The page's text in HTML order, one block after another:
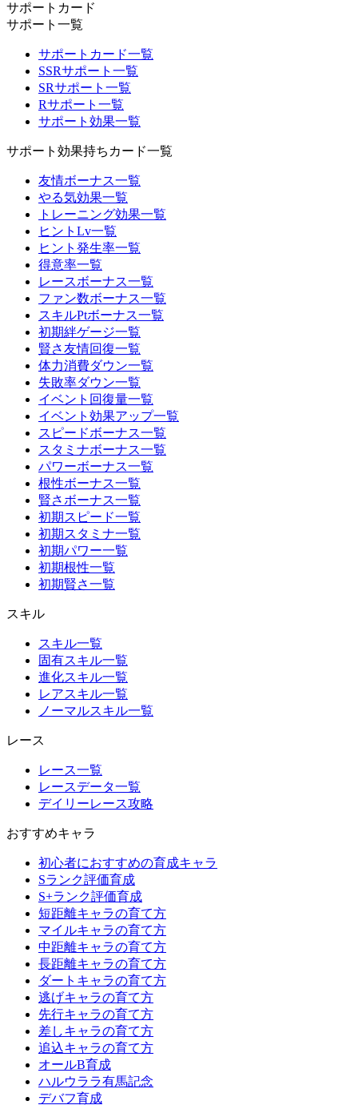
サポートカード
サポート一覧
サポートカード一覧
SSRサポート一覧
SRサポート一覧
Rサポート一覧
サポート効果一覧
サポート効果持ちカード一覧
友情ボーナス一覧
やる気効果一覧
トレーニング効果一覧
ヒントLv一覧
ヒント発生率一覧
得意率一覧
レースボーナス一覧
ファン数ボーナス一覧
スキルPtボーナス一覧
初期絆ゲージ一覧
賢さ友情回復一覧
体力消費ダウン一覧
失敗率ダウン一覧
イベント回復量一覧
イベント効果アップ一覧
スピードボーナス一覧
スタミナボーナス一覧
パワーボーナス一覧
根性ボーナス一覧
賢さボーナス一覧
初期スピード一覧
初期スタミナ一覧
初期パワー一覧
初期根性一覧
初期賢さ一覧
スキル
スキル一覧
固有スキル一覧
進化スキル一覧
レアスキル一覧
ノーマルスキル一覧
レース
レース一覧
レースデータ一覧
デイリーレース攻略
おすすめキャラ
初心者におすすめの育成キャラ
Sランク評価育成
S+ランク評価育成
短距離キャラの育て方
マイルキャラの育て方
中距離キャラの育て方
長距離キャラの育て方
ダートキャラの育て方
逃げキャラの育て方
先行キャラの育て方
差しキャラの育て方
追込キャラの育て方
オールB育成
ハルウララ有馬記念
デバフ育成